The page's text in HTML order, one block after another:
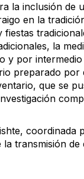
la inclusión de
en la
la
y por
preparado
que se
coordinada
la transmisión